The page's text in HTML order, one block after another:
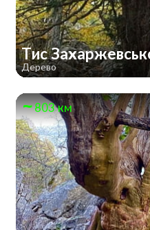
Тис
Дерево
803 км